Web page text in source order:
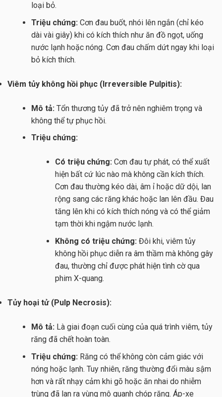
loại bỏ.
Triệu chứng: Cơn đau buốt, nhói lên ngắn (chỉ kéo
dài vài giây) khi có kích thích như ăn đồ ngọt, uống
nước lạnh hoặc nóng. Cơn đau chấm dứt ngay khi loại
bỏ kích thích.
Viêm tủy không hồi phục (Irreversible Pulpitis):
Mô tả: Tổn thương tủy đã trở nên nghiêm trọng và
không thể tự phục hồi.
Triệu chứng:
Có triệu chứng: Cơn đau tự phát, có thể xuất
hiện bất cứ lúc nào mà không cần kích thích.
Cơn đau thường kéo dài, âm ỉ hoặc dữ dội, lan
rộng sang các răng khác hoặc lan lên đầu. Đau
tăng lên khi có kích thích nóng và có thể giảm
tạm thời khi ngậm nước lạnh.
Không có triệu chứng: Đôi khi, viêm tủy
không hồi phục diễn ra âm thầm mà không gây
đau, thường chỉ được phát hiện tình cờ qua
phim X-quang.
Tủy hoại tử (Pulp Necrosis):
Mô tả: Là giai đoạn cuối cùng của quá trình viêm, tủy
răng đã chết hoàn toàn.
Triệu chứng: Răng có thể không còn cảm giác với
nóng hoặc lạnh. Tuy nhiên, răng thường đổi màu sậm
hơn và rất nhạy cảm khi gõ hoặc ăn nhai do nhiễm
trùng đã lan ra vùng mô quanh chóp răng. Áp-xe